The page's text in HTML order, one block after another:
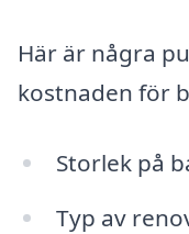
Här är några
kostnaden för
Storlek på
Typ av